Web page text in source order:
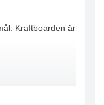
Kraftboarden är